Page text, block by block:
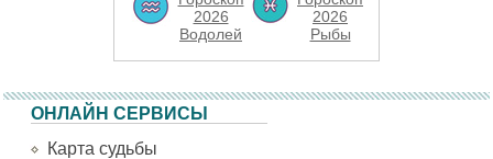
2026
Водолей
2026
Рыбы
ОНЛАЙН СЕРВИСЫ
Карта судьбы